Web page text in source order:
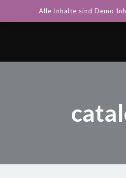
Alle Inhalte sind Demo